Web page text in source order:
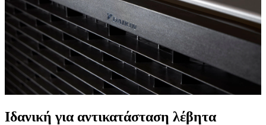
Ιδανική για αντικατάσταση λέβητα